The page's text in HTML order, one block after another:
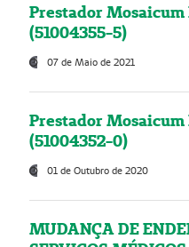
Prestador
(51004355-5)
07 de Maio de 2021
Prestador
(51004352-0)
01 de Outubro de 2020
MUDANÇA DE